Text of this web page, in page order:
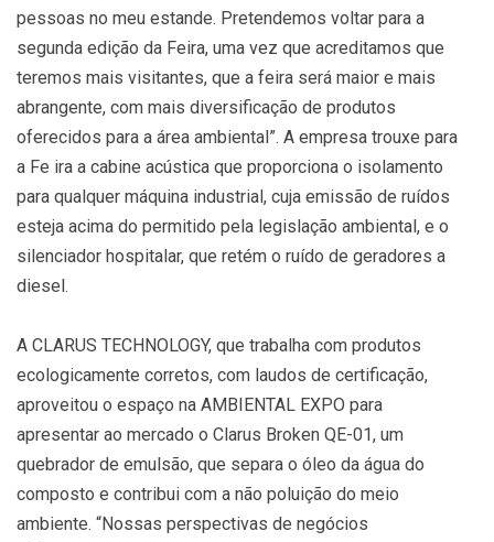
pessoas no meu estande. Pretendemos voltar para a
segunda edição da Feira, uma vez que acreditamos que
teremos mais visitantes, que a feira será maior e mais
abrangente, com mais diversificação de produtos
oferecidos para a área ambiental”. A empresa trouxe para
a Fe ira a cabine acústica que proporciona o isolamento
para qualquer máquina industrial, cuja emissão de ruídos
esteja acima do permitido pela legislação ambiental, e o
silenciador hospitalar, que retém o ruído de geradores a
diesel.
A CLARUS TECHNOLOGY, que trabalha com produtos
ecologicamente corretos, com laudos de certificação,
aproveitou o espaço na AMBIENTAL EXPO para
apresentar ao mercado o Clarus Broken QE-01, um
quebrador de emulsão, que separa o óleo da água do
composto e contribui com a não poluição do meio
ambiente. “Nossas perspectivas de negócios